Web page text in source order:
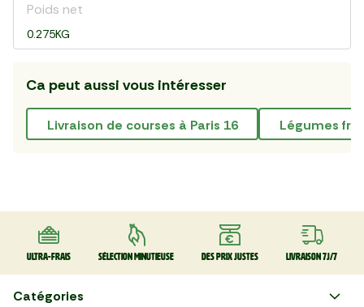
Poids net
0.275KG
Ca peut aussi vous intéresser
livraison de courses à Paris 16 Légumes
Ultra-frais Sélection minutieuse Des prix justes Livraison 7J/7
Catégories